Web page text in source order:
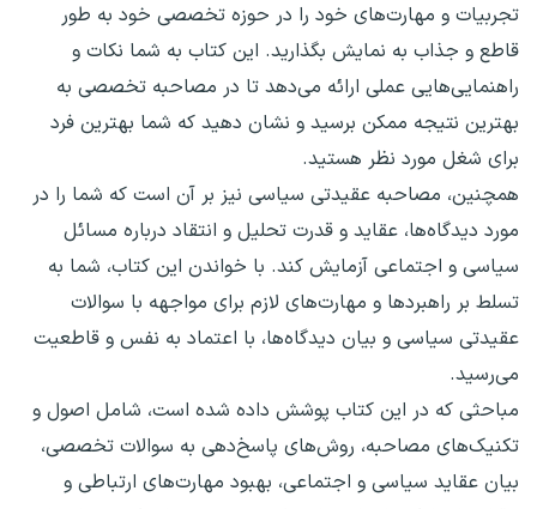
تجربیات و مهارت‌های خود را در حوزه تخصصی خود به طور
قاطع و جذاب به نمایش بگذارید. این کتاب به شما نکات و
راهنمایی‌هایی عملی ارائه می‌دهد تا در مصاحبه تخصصی به
بهترین نتیجه ممکن برسید و نشان دهید که شما بهترین فرد
برای شغل مورد نظر هستید.
همچنین، مصاحبه عقیدتی سیاسی نیز بر آن است که شما را در
مورد دیدگاه‌ها، عقاید و قدرت تحلیل و انتقاد درباره مسائل
سیاسی و اجتماعی آزمایش کند. با خواندن این کتاب، شما به
تسلط بر راهبردها و مهارت‌های لازم برای مواجهه با سوالات
عقیدتی سیاسی و بیان دیدگاه‌ها، با اعتماد به نفس و قاطعیت
می‌رسید.
مباحثی که در این کتاب پوشش داده شده است، شامل اصول و
تکنیک‌های مصاحبه، روش‌های پاسخ‌دهی به سوالات تخصصی،
بیان عقاید سیاسی و اجتماعی، بهبود مهارت‌های ارتباطی و